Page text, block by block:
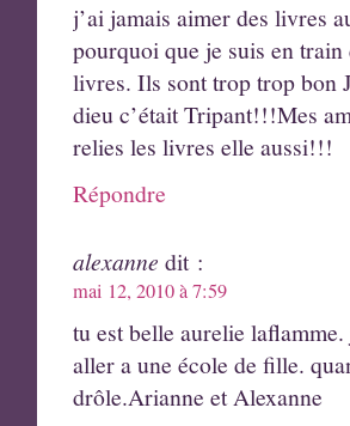
j’ai jamais aimer des livres
pourquoi que je suis en
livres. Ils sont trop trop
dieu c’était Tripant!!!Mes
relies les livres elle aussi!!!
Répondre
alexanne dit :
mai 12, 2010 à 7:59
tu est belle aurelie
aller a une école de fille.
drôle.Arianne et Alexanne